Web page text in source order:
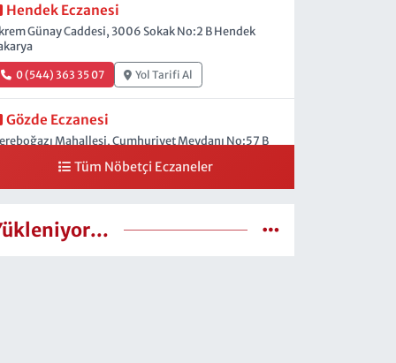
Hendek Eczanesi
Günay Caddesi, 3006 Sokak No:2 B Hendek
0 (544) 363 35 07 Yol Tarifi Al
Gözde Eczanesi
Mahallesi, Cumhuriyet Meydanı No:57 B
Tüm Nöbetçi Eczaneler